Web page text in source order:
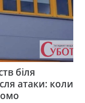
біля
атаки: коли